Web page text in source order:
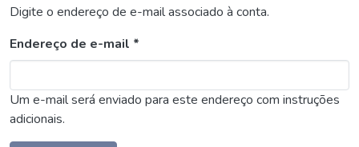
Biblioteca
Estatísticas
Digite o endereço de e-mail associado à conta.
Endereço de e-mail *
Um e-mail será enviado para este endereço com instruções
adicionais.